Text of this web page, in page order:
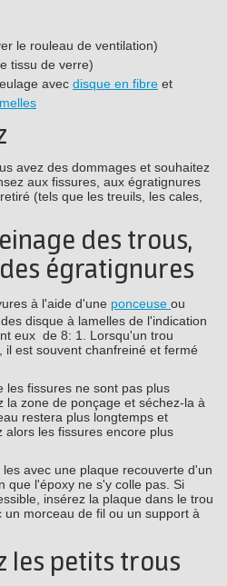
le rouleau de ventilation)
tissu de verre)
avec disque en fibre et
avez des dommages et souhaitez
aux fissures, aux égratignures
(tels que les treuils, les cales,
des trous,
égratignures
à l'aide d'une ponceuse ou
disque à lamelles de l'indication
eux de 8: 1. Lorsqu'un trou
il est souvent chanfreiné et fermé
les fissures ne sont pas plus
la zone de ponçage et séchez-la à
restera plus longtemps et
alors les fissures encore plus
avec une plaque recouverte d'un
que l'époxy ne s'y colle pas. Si
insérez la plaque dans le trou
morceau de fil ou un support à
les petits trous